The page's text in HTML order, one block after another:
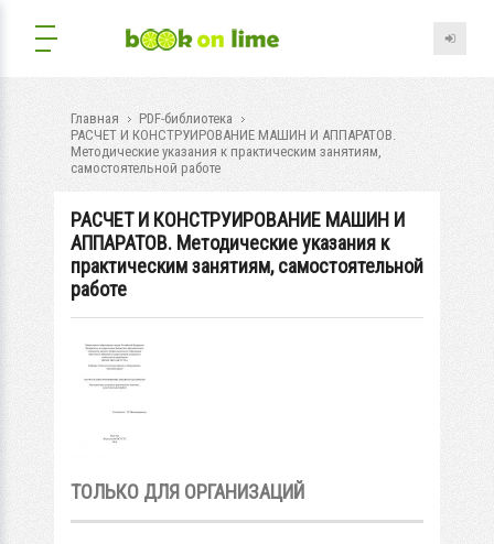
Главная
PDF-библиотека
РАСЧЕТ И КОНСТРУИРОВАНИЕ МАШИН И АППАРАТОВ.
Методические указания к практическим занятиям,
самостоятельной работе
РАСЧЕТ И КОНСТРУИРОВАНИЕ МАШИН И
АППАРАТОВ. Методические указания к
практическим занятиям, самостоятельной
работе
ТОЛЬКО ДЛЯ ОРГАНИЗАЦИЙ